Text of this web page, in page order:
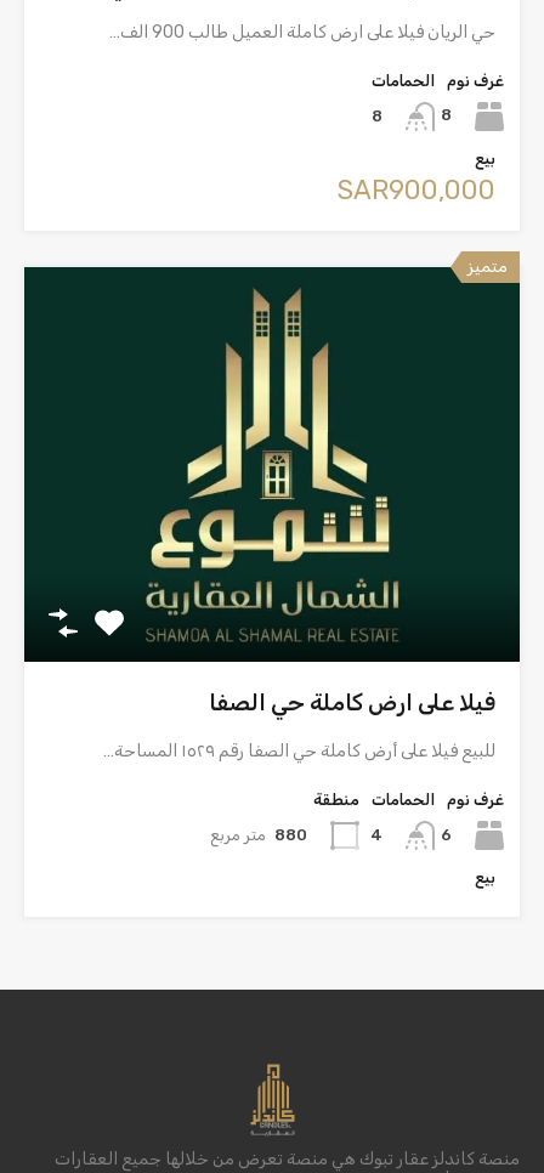
حي الريان فيلا على ارض كاملة العميل طالب 900 الف…
غرف نوم
8
الحمامات
8
بيع
‪SAR900,000
متميز
فيلا على ارض كاملة حي الصفا
للبيع فيلا على أرض كاملة حي الصفا رقم ١٥٢٩ المساحة…
غرف نوم
6
الحمامات
4
منطقة
880 متر مربع
بيع
منصة كاندلز عقار تبوك هي منصة تعرض من خلالها جميع العقارات